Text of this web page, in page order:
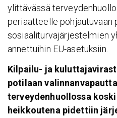
ylittävässä
periaatteelle pohjautuvaan
sosiaaliturvajärjestelmien
annettuihin EU-asetuksiin.
Kilpailu- ja
potilaan
terveydenhuollossa
heikkoutena pidettiin